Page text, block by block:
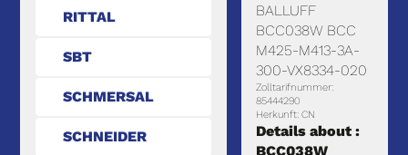
RITTAL
SBT
SCHMERSAL
SCHNEIDER
BALLUFF
BCC038W BCC
M425-M413-3A-
300-VX8334-020
Zolltarifnummer:
85444290
Herkunft: CN
Details about :
BCC038W